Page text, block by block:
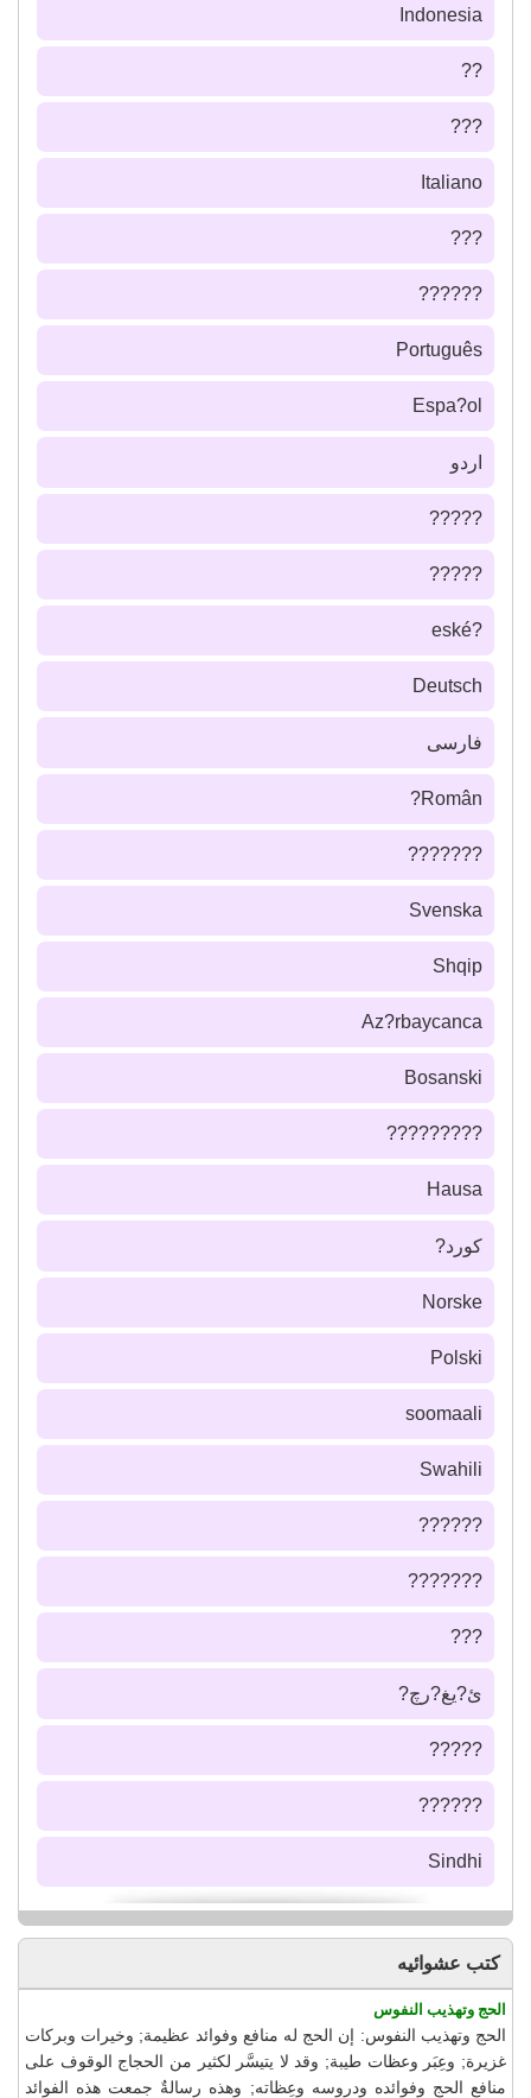
Indonesia
??
???
Italiano
???
??????
Português
Espa?ol
اردو
?????
?????
?eské
Deutsch
فارسى
Român?
???????
Svenska
Shqip
Az?rbaycanca
Bosanski
?????????
Hausa
كورد?
Norske
Polski
soomaali
Swahili
??????
???????
???
ئ?يغ?رچ?
?????
??????
Sindhi
كتب عشوائيه
الحج وتهذيب النفوس
الحج وتهذيب النفوس: إن الحج له منافع وفوائد عظيمة; وخيرات وبركات
غزيرة; وعِبَر وعظات طيبة; وقد لا يتيسَّر لكثير من الحجاج الوقوف على
منافع الحج وفوائده ودروسه وعِظاته; وهذه رسالةٌ جمعت هذه الفوائد